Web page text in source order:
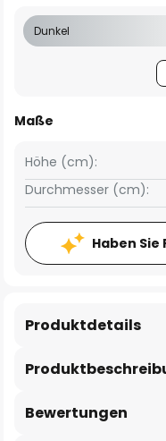
Dunkel
Maße
Höhe (cm):
Durchmesser (cm):
Haben
Produktdetails
Bewertungen